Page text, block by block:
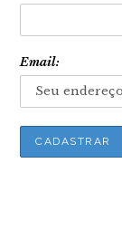
Email: